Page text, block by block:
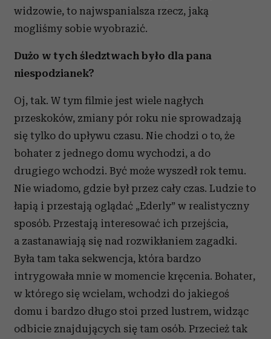
widzowie, to najwspanialsza rzecz, jaką
mogliśmy sobie wyobrazić.
Dużo w tych śledztwach było dla pana
niespodzianek?
Oj, tak. W tym filmie jest wiele nagłych
przeskoków, zmiany pór roku nie sprowadzają
się tylko do upływu czasu. Nie chodzi o to, że
bohater z jednego domu wychodzi, a do
drugiego wchodzi. Być może wyszedł rok temu.
Nie wiadomo, gdzie był przez cały czas. Ludzie to
łapią i przestają oglądać „Ederly” w realistyczny
sposób. Przestają interesować ich przejścia,
a zastanawiają się nad rozwikłaniem zagadki.
Była tam taka sekwencja, która bardzo
intrygowała mnie w momencie kręcenia. Bohater,
w którego się wcielam, wchodzi do jakiegoś
domu i bardzo długo stoi przed lustrem, widząc
odbicie znajdujących się tam osób. Przecież tak